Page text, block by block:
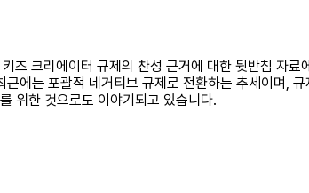
즈 크리에이터 규제의 찬성 근거에 대한 뒷받침 자
에는 포괄적 네거티브 규제로 전환하는 추세이며,
위한 것으로도 이야기되고 있습니다.